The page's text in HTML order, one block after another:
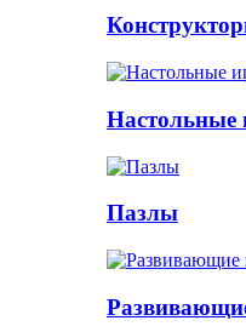
Настольные
Пазлы